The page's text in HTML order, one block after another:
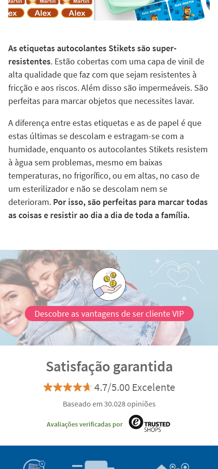
As etiquetas autocolantes Stikets são super-
resistentes. Estão cobertas com uma capa de vinil de
alta qualidade que faz com que sejam resistentes à
fricção e aos riscos. Além disso são impermeáveis. São
perfeitas para marcar objetos que necessites lavar.
A diferença entre estas etiquetas e as de papel é que
estas últimas se descolam e estragam-se com a
humidade, enquanto os autocolantes Stikets resistem
à àgua sem problemas, mesmo em baixas
temperaturas, no frigorífico, ou em altas, no caso de
um esterilizador e não se descolam nem se
deterioram. Por isso, são perfeitas para marcar todas
as coisas e resistir ao dia a dia de toda a família.
Descobre as vantagens de ser cliente VIP
Satisfação garantida
4.7/5.00 Excelente
Baseado em 30.028 opiniões
Avaliações verificadas por